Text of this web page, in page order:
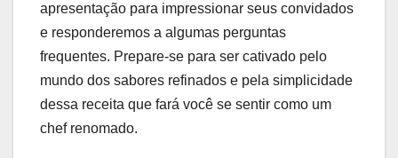
apresentação para impressionar seus convidados
e responderemos a algumas perguntas
frequentes. Prepare-se para ser cativado pelo
mundo dos sabores refinados e pela simplicidade
dessa receita que fará você se sentir como um
chef renomado.